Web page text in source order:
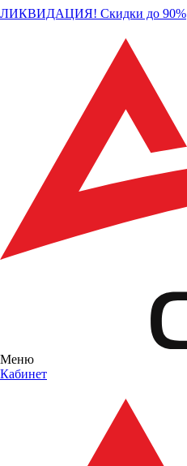
ЛИКВИДАЦИЯ! Скидки до 90%
Меню
Кабинет